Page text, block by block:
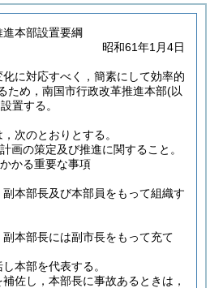
本部設置要綱
昭和61年1月4日
に対応すべく，簡素にして効率的
ため，南国市行政改革推進本部(以
置する。
次のとおりとする。
画の策定及び推進に関すること。
かる重要な事項
本部長及び本部員をもって組織す
本部長には副市長をもって充て
本部を代表する。
佐し，本部長に事故あるときは，